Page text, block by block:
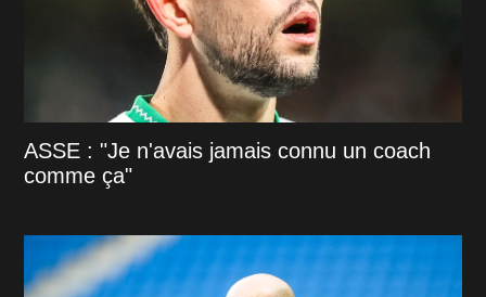
ASSE : "Je n'avais jamais connu un coach
comme ça"